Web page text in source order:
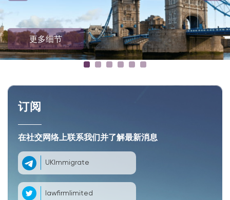
更多细节
订阅
在社交网络上联系我们并了解最新消息
UKImmigrate
lawfirmlimited